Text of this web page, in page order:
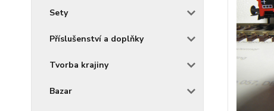
Sety
Příslušenství a doplňky
Tvorba krajiny
Bazar